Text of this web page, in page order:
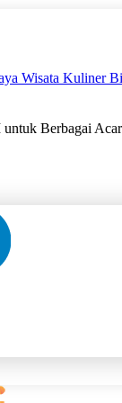
Wisata Kuliner
Berbagai